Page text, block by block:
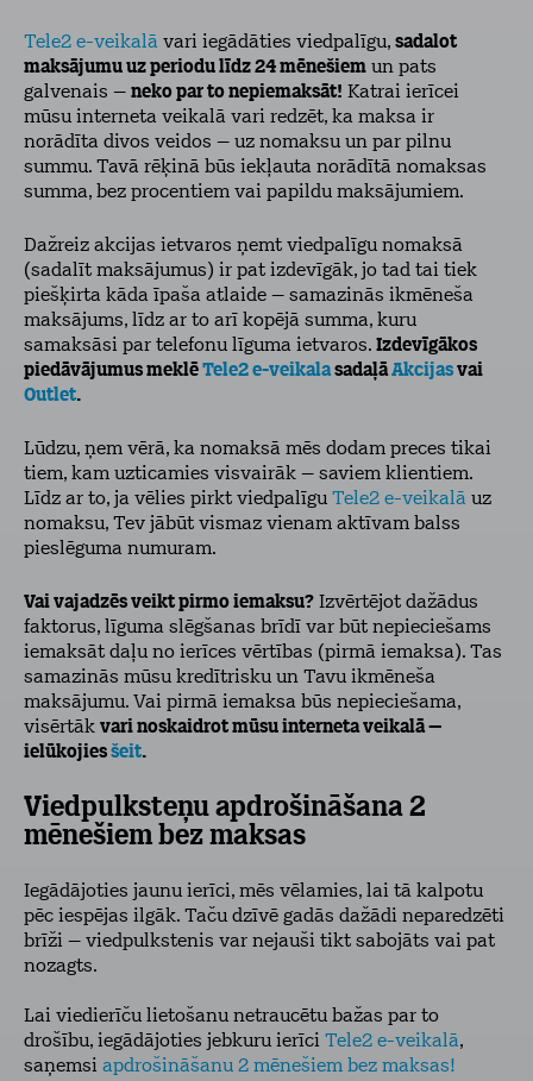
Tele2 e-veikalā vari iegādāties viedpalīgu, sadalot
maksājumu uz periodu līdz 24 mēnešiem un pats
galvenais – neko par to nepiemaksāt! Katrai ierīcei
mūsu interneta veikalā vari redzēt, ka maksa ir
norādīta divos veidos – uz nomaksu un par pilnu
summu. Tavā rēķinā būs iekļauta norādītā nomaksas
summa, bez procentiem vai papildu maksājumiem.
Dažreiz akcijas ietvaros ņemt viedpalīgu nomaksā
(sadalīt maksājumus) ir pat izdevīgāk, jo tad tai tiek
piešķirta kāda īpaša atlaide – samazinās ikmēneša
maksājums, līdz ar to arī kopējā summa, kuru
samaksāsi par telefonu līguma ietvaros. Izdevīgākos
piedāvājumus meklēTele2 e-veikalasadaļāAkcijasvai
Outlet.
Lūdzu, ņem vērā, ka nomaksā mēs dodam preces tikai
tiem, kam uzticamies visvairāk – saviem klientiem.
Līdz ar to, ja vēlies pirkt viedpalīgu Tele2 e-veikalā uz
nomaksu, Tev jābūt vismaz vienam aktīvam balss
pieslēguma numuram.
Vai vajadzēs veikt pirmo iemaksu? Izvērtējot dažādus
faktorus, līguma slēgšanas brīdī var būt nepieciešams
iemaksāt daļu no ierīces vērtības (pirmā iemaksa). Tas
samazinās mūsu kredītrisku un Tavu ikmēneša
maksājumu. Vai pirmā iemaksa būs nepieciešama,
visērtāk vari noskaidrot mūsu interneta veikalā –
ielūkojiesšeit.
Viedpulksteņu apdrošināšana 2
mēnešiem bez maksas
Iegādājoties jaunu ierīci, mēs vēlamies, lai tā kalpotu
pēc iespējas ilgāk. Taču dzīvē gadās dažādi neparedzēti
brīži – viedpulkstenis var nejauši tikt sabojāts vai pat
nozagts.
Lai viedierīču lietošanu netraucētu bažas par to
drošību, iegādājoties jebkuru ierīci Tele2 e-veikalā,
saņemsi apdrošināšanu 2 mēnešiem bez maksas!